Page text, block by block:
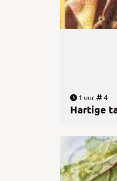
1 uur 4
Hartige